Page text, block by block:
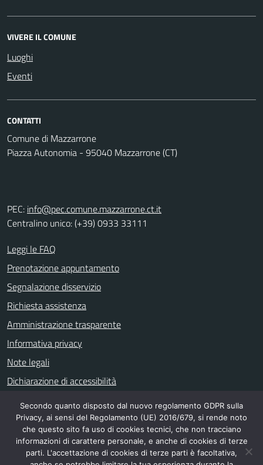
VIVERE IL COMUNE
Luoghi
Eventi
CONTATTI
Comune di Mazzarrone
Piazza Autonomia - 95040 Mazzarrone (CT)
PEC: info@pec.comune.mazzarrone.ct.it
Centralino unico: (+39) 0933 33111
Leggi le FAQ
Prenotazione appuntamento
Segnalazione disservizio
Richiesta assistenza
Amministrazione trasparente
Informativa privacy
Note legali
Dichiarazione di accessibilità
SEGUICI SU
Secondo quanto disposto dal nuovo regolamento GDPR sulla
Privacy, ai sensi del Regolamento (UE) 2016/679, si rende noto
che questo sito fa uso di cookies tecnici, che non tracciano
informazioni di carattere personale, e anche di cookies di terze
parti. L'accettazione di cookies di terze parti è facoltativa,